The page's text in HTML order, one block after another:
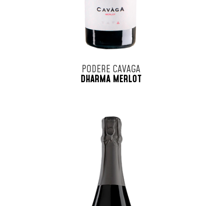
PODERE CAVAGA
DHARMA MERLOT